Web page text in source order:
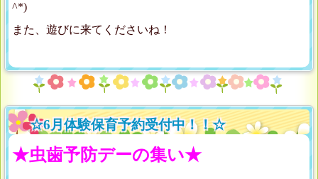
^*)
また、遊びに来てくださいね！
☆6月体験保育予約受付中！！☆
★虫歯予防デーの集い★